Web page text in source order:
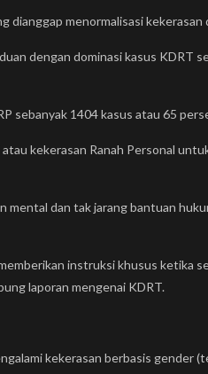
dianggap menormalisasi kekerasan
dengan dominasi kasus KDRT
sebanyak 1404 kasus atau 65
kekerasan Ranah Personal
mental dan tak jarang bantuan
instruksi khusus ketika
laporan mengenai KDRT.
kekerasan berbasis gender